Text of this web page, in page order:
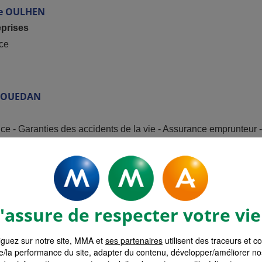
OULHEN
- Garanties des accidents de la vie - Assurance emprunteur
- Garanties des accidents de la vie - Assurance emprunteur
de respecter votre
sur notre site, MMA etses partenaires utilisent des traceurs et
la performance du site, adapter du contenu, développer/améliorer